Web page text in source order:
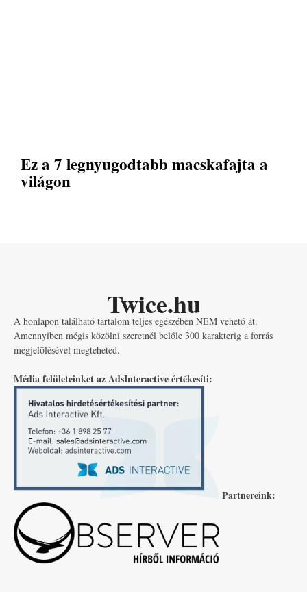
Ez a 7 legnyugodtabb macskafajta a
világon
Twice.hu
A honlapon található tartalom teljes egészében NEM vehető át.
Amennyiben mégis közölni szeretnél belőle 300 karakterig a forrás
megjelölésével megteheted.
Média felületeinket az AdsInteractive értékesíti:
Partnereink: